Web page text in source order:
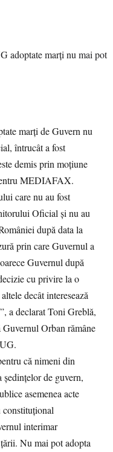
marţi de Guvern nu
întrucât a fost
demis prin moţiune
MEDIAFAX.
care nu au fost
Oficial şi nu au
după data la
prin care Guvernul a
Guvernul după
cu privire la o
decât interesează
a declarat Toni Greblă,
Orban rămâne
că nimeni din
de guvern,
asemenea acte
constituţional
interimar
Nu mai pot adopta